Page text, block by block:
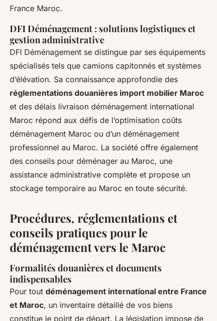
France Maroc.
DFI Déménagement : solutions logistiques et
gestion administrative
DFI Déménagement se distingue par ses équipements
spécialisés tels que camions capitonnés et systèmes
d’élévation. Sa connaissance approfondie des
réglementations douanières import mobilier Maroc
et des délais livraison déménagement international
Maroc répond aux défis de l’optimisation coûts
déménagement Maroc ou d’un déménagement
professionnel au Maroc. La société offre également
des conseils pour déménager au Maroc, une
assistance administrative complète et propose un
stockage temporaire au Maroc en toute sécurité.
Procédures, réglementations et
conseils pratiques pour le
déménagement vers le Maroc
Formalités douanières et documents
indispensables
Pour tout déménagement international entre France
et Maroc, un inventaire détaillé de vos biens
constitue le point de départ. La législation impose de